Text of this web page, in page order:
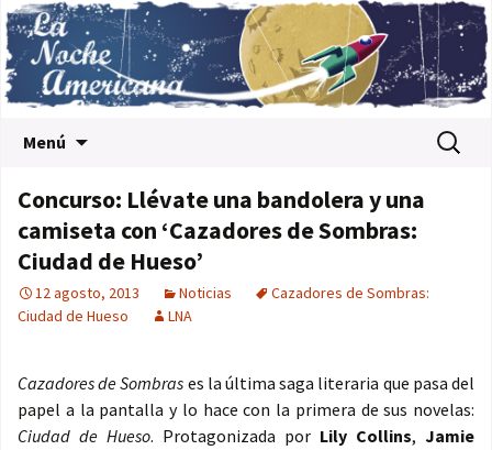
Menú Buscar:
Concurso: Llévate una bandolera y una
camiseta con ‘Cazadores de Sombras:
Ciudad de Hueso’
12 agosto, 2013 Noticias
Cazadores de Sombras:
Ciudad de Hueso
LNA
Cazadores de Sombras es la última saga literaria que pasa del
papel a la pantalla y lo hace con la primera de sus novelas:
Ciudad de Hueso. Protagonizada por Lily Collins, Jamie